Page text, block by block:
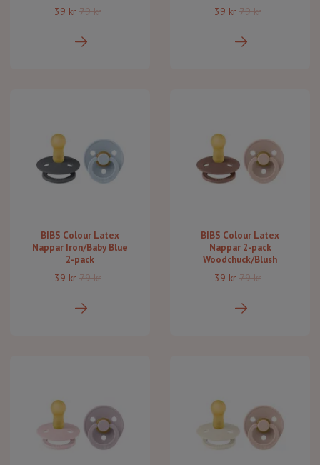
39 kr 79 kr 39 kr 79 kr
BIBS Colour Latex
Nappar Iron/Baby Blue
2-pack
39 kr 79 kr
BIBS Colour Latex
Nappar 2-pack
Woodchuck/Blush
39 kr 79 kr